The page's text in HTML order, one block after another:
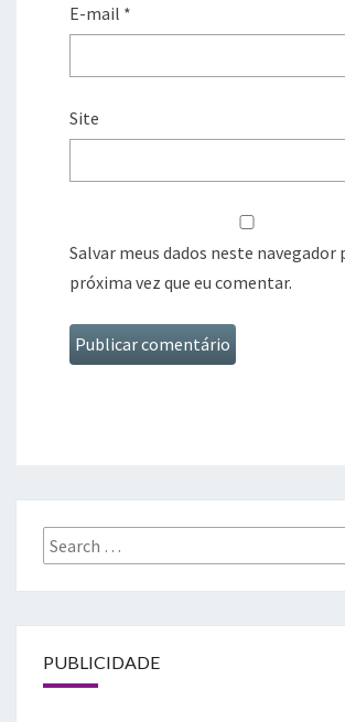
E-mail *
Site
Salvar meus dados neste navegador
próxima vez que eu comentar.
Search
for:
PUBLICIDADE